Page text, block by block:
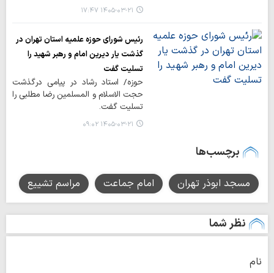
۱۴۰۵-۰۳-۲۱ ۱۷:۴۷
رئیس شورای حوزه علمیه استان تهران در
گذشت یار دیرین امام و رهبر شهید را
تسلیت گفت
حوزه/ استاد رشاد در پیامی درگذشت
حجت الاسلام و المسلمین رضا مطلبی را
تسلیت گفت.
۱۴۰۵-۰۳-۲۱ ۰۹:۰۲
برچسب‌ها
مسجد ابوذر تهران امام جماعت مراسم تشییع
نظر شما
نام